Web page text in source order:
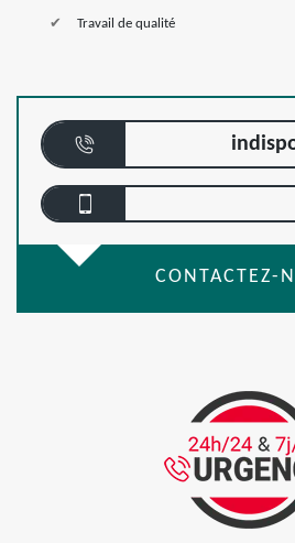
Travail de qualité
CONTACTEZ-